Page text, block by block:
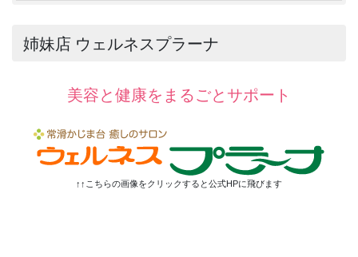
姉妹店 ウェルネスプラーナ
美容と健康をまるごとサポート
↑ ↑ こちらの画像をクリックすると公式HPに飛びます